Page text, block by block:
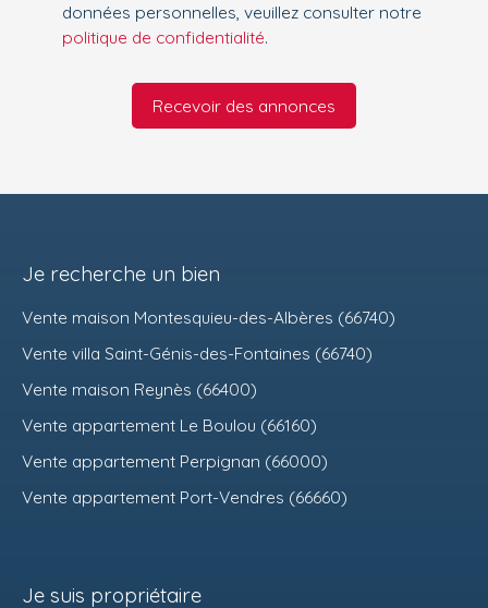
données personnelles, veuillez consulter notre
politique de confidentialité.
Recevoir des annonces
Je recherche un bien
Vente maison Montesquieu-des-Albères (66740)
Vente villa Saint-Génis-des-Fontaines (66740)
Vente maison Reynès (66400)
Vente appartement Le Boulou (66160)
Vente appartement Perpignan (66000)
Vente appartement Port-Vendres (66660)
Je suis propriétaire